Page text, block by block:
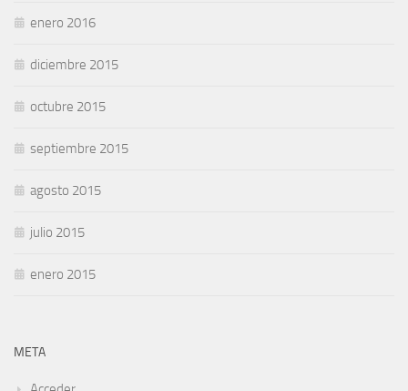
enero 2016
diciembre 2015
octubre 2015
septiembre 2015
agosto 2015
julio 2015
enero 2015
META